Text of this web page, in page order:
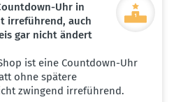
Uhr in
irreführend, auch
gar nicht ändert
ist eine Countdown-Uhr
ohne spätere
zwingend irreführend.